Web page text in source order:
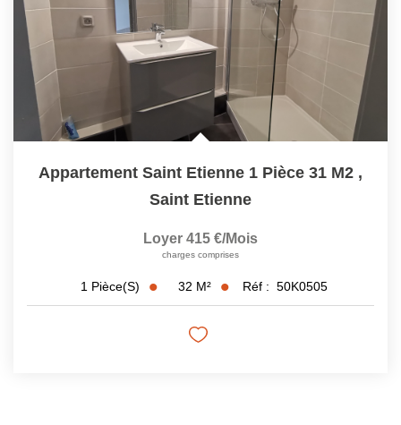
Appartement Saint Etienne 1 Pièce 31 M2 ,
Saint Etienne
Loyer 415 €/mois
charges comprises
1 Pièce(s) 32 M² Réf : 50K0505